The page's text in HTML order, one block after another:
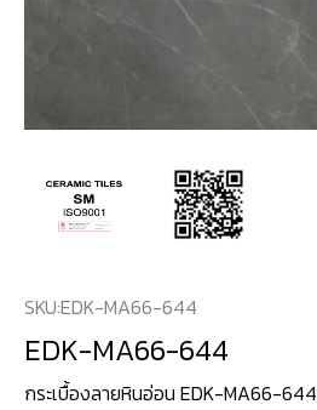
SKU:EDK-MA66-644
EDK-MA66-644
กระเบื้องลายหินอ่อน EDK-MA66-644